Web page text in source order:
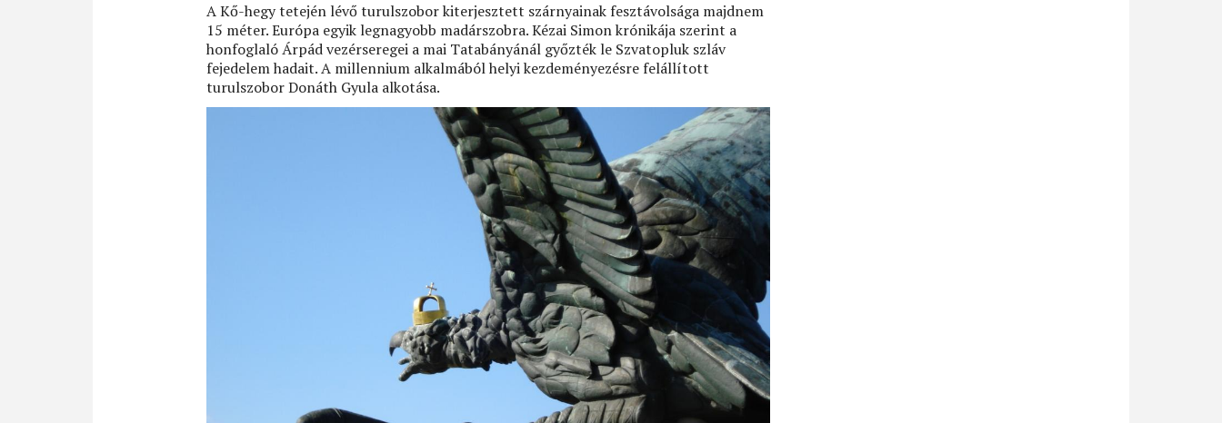
A Kő-hegy tetején lévő turulszobor kiterjesztett szárnyainak fesztávolsága majdnem
15 méter. Európa egyik legnagyobb madárszobra. Kézai Simon krónikája szerint a
honfoglaló Árpád vezérseregei a mai Tatabányánál győzték le Szvatopluk szláv
fejedelem hadait. A millennium alkalmából helyi kezdeményezésre felállított
turulszobor Donáth Gyula alkotása.